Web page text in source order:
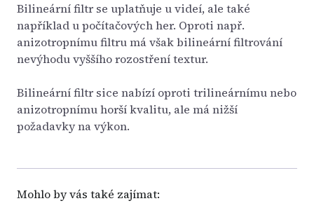
Bilineární filtr se uplatňuje u videí, ale také
například u počítačových her. Oproti např.
anizotropnímu filtru má však bilineární filtrování
nevýhodu vyššího rozostření textur.
Bilineární filtr sice nabízí oproti trilineárnímu nebo
anizotropnímu horší kvalitu, ale má nižší
požadavky na výkon.
Mohlo by vás také zajímat: